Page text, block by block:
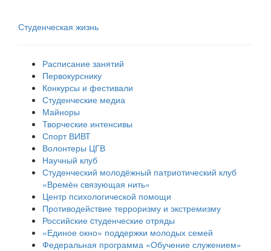
Студенческая жизнь
Расписание занятий
Первокурснику
Конкурсы и фестивали
Студенческие медиа
Майноры
Творческие интенсивы
Спорт ВИВТ
Волонтеры ЦГВ
Научный клуб
Студенческий молодёжный патриотический клуб
«Времён связующая нить»
Центр психологической помощи
Противодействие терроризму и экстремизму
Российские cтуденческие отряды
«Единое окно» поддержки молодых семей
Федеральная программа «Обучение служением»